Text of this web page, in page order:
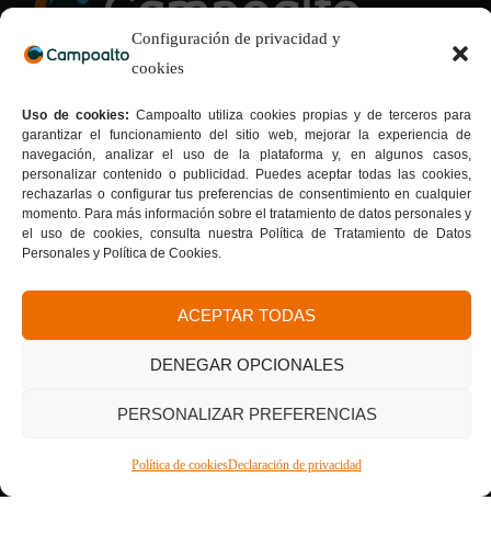
Configuración de privacidad y
cookies
Uso de cookies: Campoalto utiliza cookies propias y de terceros para
garantizar el funcionamiento del sitio web, mejorar la experiencia de
navegación, analizar el uso de la plataforma y, en algunos casos,
personalizar contenido o publicidad. Puedes aceptar todas las cookies,
rechazarlas o configurar tus preferencias de consentimiento en cualquier
momento. Para más información sobre el tratamiento de datos personales y
el uso de cookies, consulta nuestra Política de Tratamiento de Datos
Personales y Política de Cookies.
ACEPTAR TODAS
DENEGAR OPCIONALES
PERSONALIZAR PREFERENCIAS
Política de cookiesDeclaración de privacidad
Educación para el trabajo y el desarrollo humano sujeta a
Horarios de Atención:
Lunes a viernes: 8:00 a.m. A 9:00 p.m.
Sábado: 8:00 am a 12:00 p.m.
Servicio al Estudiante:
+57 313 793 6336
+333 400 4050– OPCIÓN 2.
WhatsApp Admisiones:
+57 314 454 6332
Calle 65 Sur # 77G – 75 |Sede Kennedy:Av. Boyacá # 37-
Tu formación con sello de calidad
Donde la calidad se convierte en tu mejor carta de